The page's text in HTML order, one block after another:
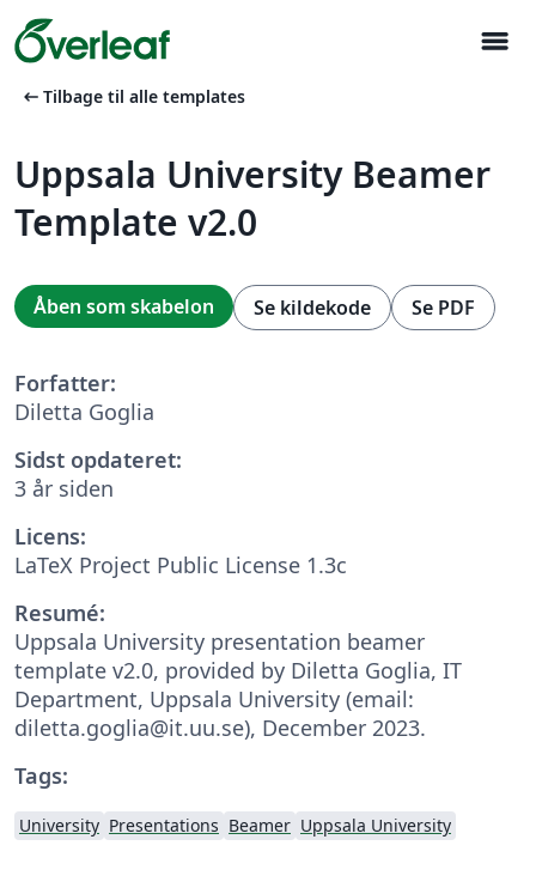
menu
arrow_left_alt Tilbage til alle templates
Uppsala University Beamer
Template v2.0
Åben som skabelon Se kildekode Se PDF
Forfatter:
Diletta Goglia
Sidst opdateret:
3 år siden
Licens:
LaTeX Project Public License 1.3c
Resumé:
Uppsala University presentation beamer
template v2.0, provided by Diletta Goglia, IT
Department, Uppsala University (email:
diletta.goglia@it.uu.se), December 2023.
Tags:
University Presentations Beamer Uppsala University